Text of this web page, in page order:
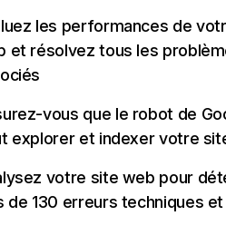
les performances de
et résolvez tous les
vous que le robot de
explorer et indexer votre
votre site web pour
de 130 erreurs techniques et